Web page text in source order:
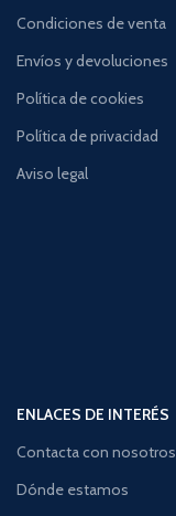
Condiciones de venta
Envíos y devoluciones
Política de cookies
Política de privacidad
Aviso legal
ENLACES DE INTERÉS
Contacta con nosotros
Dónde estamos